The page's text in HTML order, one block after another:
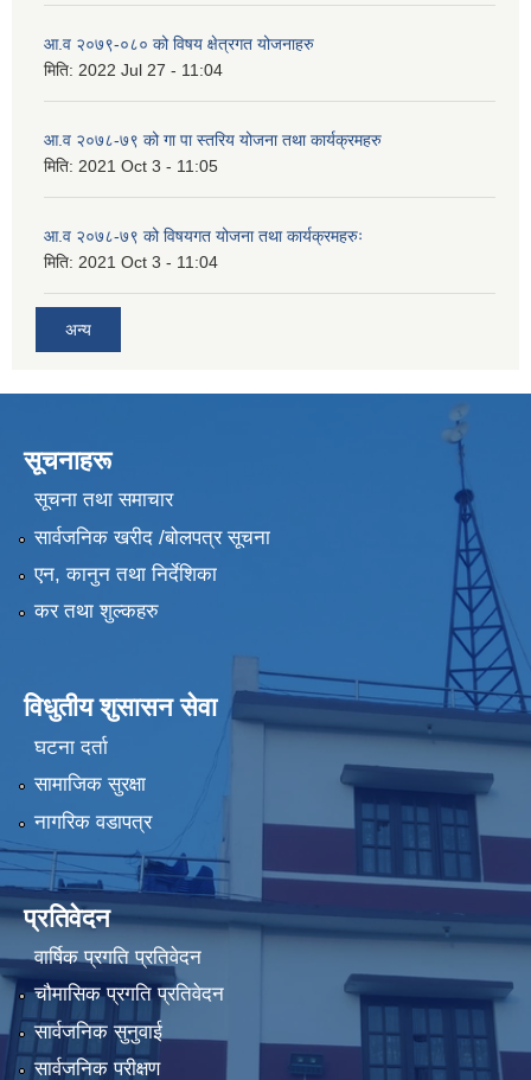
आ.व २०७९-०८० को विषय क्षेत्रगत योजनाहरु
मिति: 2022 Jul 27 - 11:04
आ.व २०७८-७९ को गा पा स्तरिय योजना तथा कार्यक्रमहरु
मिति: 2021 Oct 3 - 11:05
आ.व २०७८-७९ को विषयगत योजना तथा कार्यक्रमहरुः
मिति: 2021 Oct 3 - 11:04
अन्य
सूचनाहरू
सूचना तथा समाचार
सार्वजनिक खरीद /बोलपत्र सूचना
एन, कानुन तथा निर्देशिका
कर तथा शुल्कहरु
विधुतीय शुसासन सेवा
घटना दर्ता
सामाजिक सुरक्षा
नागरिक वडापत्र
प्रतिवेदन
वार्षिक प्रगति प्रतिवेदन
चौमासिक प्रगति प्रतिवेदन
सार्वजनिक सुनुवाई
सार्वजनिक परीक्षण